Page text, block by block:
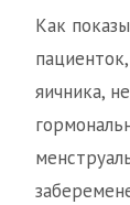
Как
яичника,